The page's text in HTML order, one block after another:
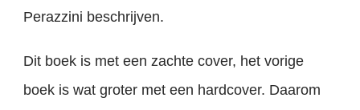
Perazzini beschrijven.
Dit boek is met een zachte cover, het vorige
boek is wat groter met een hardcover. Daarom